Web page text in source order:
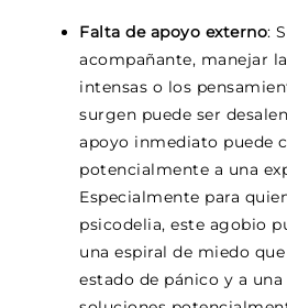
Falta de apoyo externo:
acompañante, manejar
intensas o los
surgen puede ser
apoyo inmediato puede
potencialmente a una
Especialmente para
psicodelia, este agobio
una espiral de miedo
estado de pánico y a